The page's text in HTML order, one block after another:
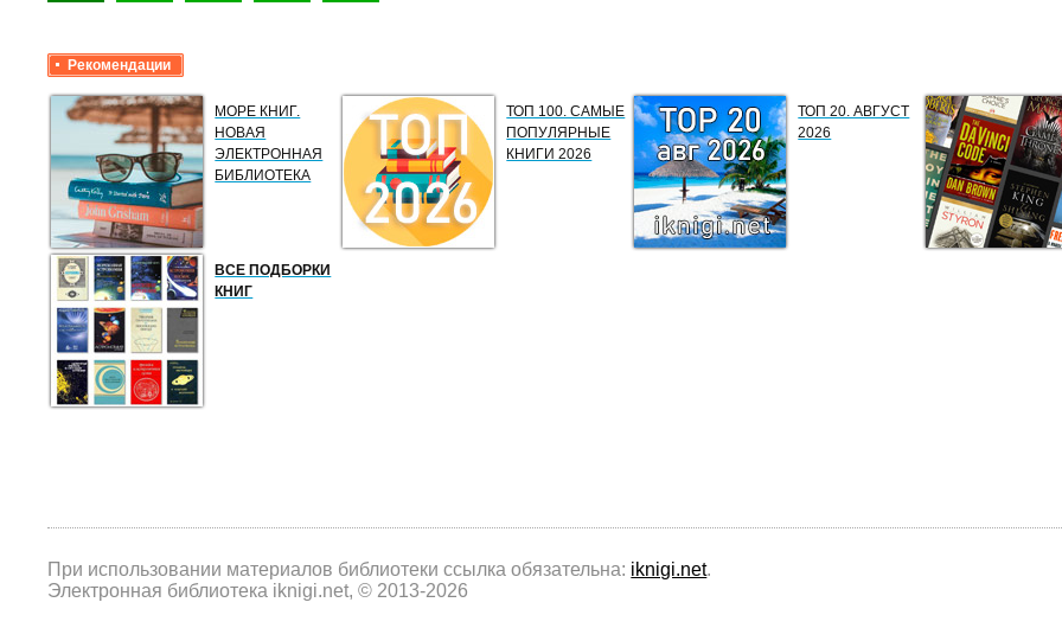
Рекомендации
МОРЕ КНИГ.
НОВАЯ
ЭЛЕКТРОННАЯ
БИБЛИОТЕКА
ТОП 100. САМЫЕ
ПОПУЛЯРНЫЕ
КНИГИ 2026
ТОП 20. АВГУСТ
2026
ВСЕ ПОДБОРКИ
КНИГ
При использовании материалов библиотеки ссылка обязательна: iknigi.net.
Электронная библиотека iknigi.net, © 2013-2026